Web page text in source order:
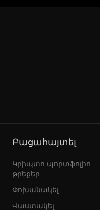
Բացահայտել
Կրիպտո պորտֆոլիո
թրեքեր
Փոխանակել
Վաստակել